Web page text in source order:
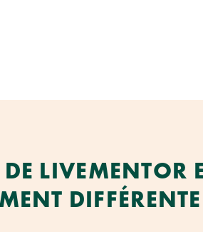
LIVEMENTOR
DIFFÉRENTE